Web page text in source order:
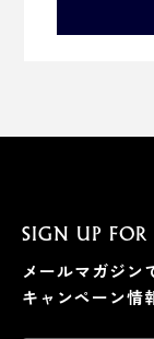
SIGN UP FOR
メールマガジン
キャンペーン情